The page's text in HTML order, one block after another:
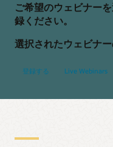
ご希望のウェビナー
録ください。
選択されたウェビナ
登録する Live Webinars